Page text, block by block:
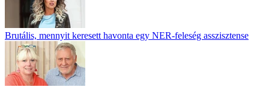
Brutális, mennyit keresett havonta egy NER-feleség asszisztense